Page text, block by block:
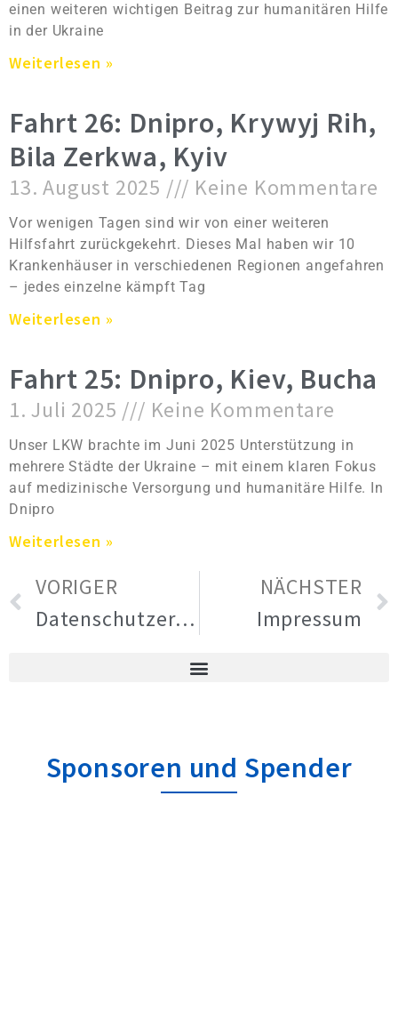
einen weiteren wichtigen Beitrag zur humanitären Hilfe
in der Ukraine
Weiterlesen »
Fahrt 26: Dnipro, Krywyj Rih,
Bila Zerkwa, Kyiv
13. August 2025 Keine Kommentare
Vor wenigen Tagen sind wir von einer weiteren
Hilfsfahrt zurückgekehrt. Dieses Mal haben wir 10
Krankenhäuser in verschiedenen Regionen angefahren
– jedes einzelne kämpft Tag
Weiterlesen »
Fahrt 25: Dnipro, Kiev, Bucha
1. Juli 2025 Keine Kommentare
Unser LKW brachte im Juni 2025 Unterstützung in
mehrere Städte der Ukraine – mit einem klaren Fokus
auf medizinische Versorgung und humanitäre Hilfe. In
Dnipro
Weiterlesen »
VORIGER
Datenschutzerklärung
NÄCHSTER
Impressum
Sponsoren und Spender